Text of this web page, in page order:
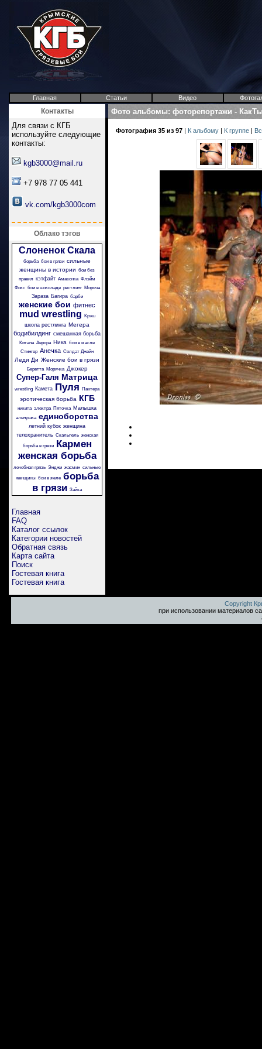
Главная Статьи Видео
Контакты
Для связи с КГБ
используйте следующие
контакты:
kgb3000@mail.ru
+7 978 77 05 441
vk.com/kgb3000com
Облако тэгов
Слоненок Скала
борьба бои в грязи сильные
женщины в истории бои без
правил кэтфайт Амазонка Флэйм
Фокс бои в шоколаде рестлинг Моряча
Зараза Багира барби
женские бои фитнес
mud wrestling Крэш
школа рестлинга Мегера
бодибилдинг смешанная борьба
Китана Аврора Ника бои в масле
Стингер Анечка Солдат Джейн
Леди Ди Женские бои в грязи
Беретта Морячка Джокер
Супер-Галя Матрица
wrestling Камета Пуля Пантера
эротическая борьба КГБ
никита электра Пяточка Малышка
аленушка единоборства
летний кубок женщина
телохранитель Скальпель женская
борьба в грязи
Кармен
женская борьба
лечебная грязь Энджи жасмин сильные
женщины бои в желе борьба
в грязи Зайка
Главная
FAQ
Каталог ссылок
Категории новостей
Обратная связь
Карта сайта
Поиск
Гостевая книга
Гостевая книга
Фото альбомы: фоторепортажи -
Фотография 35 из 97 | К альбому | К группе |
Copyright
при использовании материалов